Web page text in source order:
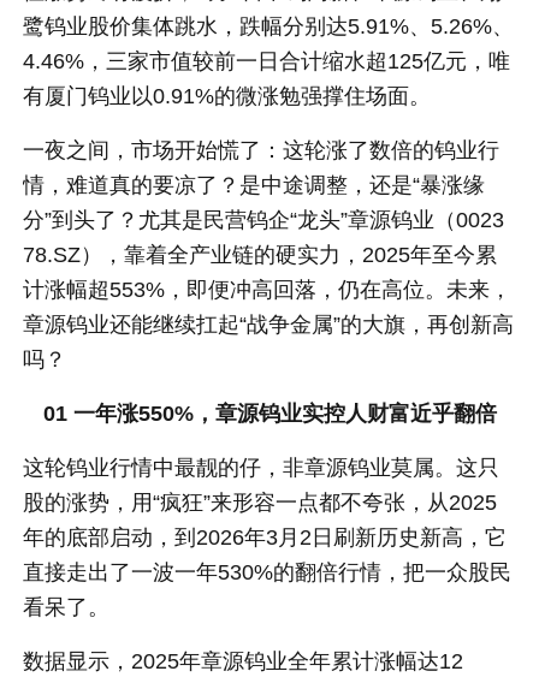
鹭钨业股价集体跳水，跌幅分别达5.91%、5.26%、
4.46%，三家市值较前一日合计缩水超125亿元，唯
有厦门钨业以0.91%的微涨勉强撑住场面。
一夜之间，市场开始慌了：这轮涨了数倍的钨业行
情，难道真的要凉了？是中途调整，还是“暴涨缘
分”到头了？尤其是民营钨企“龙头”章源钨业（0023
78.SZ），靠着全产业链的硬实力，2025年至今累
计涨幅超553%，即便冲高回落，仍在高位。未来，
章源钨业还能继续扛起“战争金属”的大旗，再创新高
吗？
01 一年涨550%，章源钨业实控人财富近乎翻倍
这轮钨业行情中最靓的仔，非章源钨业莫属。这只
股的涨势，用“疯狂”来形容一点都不夸张，从2025
年的底部启动，到2026年3月2日刷新历史新高，它
直接走出了一波一年530%的翻倍行情，把一众股民
看呆了。
数据显示，2025年章源钨业全年累计涨幅达12